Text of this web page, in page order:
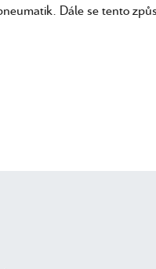
Dále se tento